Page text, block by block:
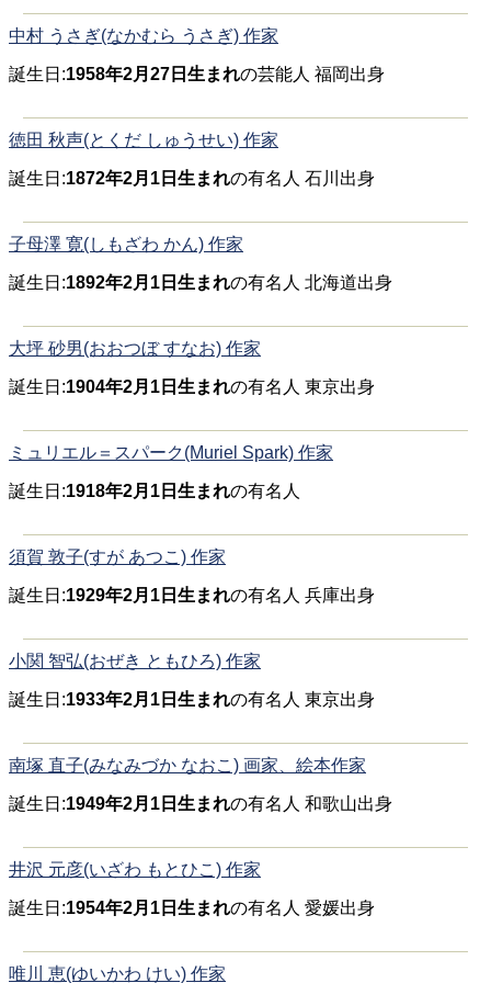
中村 うさぎ(なかむら うさぎ) 作家
誕生日:1958年2月27日生まれの芸能人 福岡出身
徳田 秋声(とくだ しゅうせい) 作家
誕生日:1872年2月1日生まれの有名人 石川出身
子母澤 寛(しもざわ かん) 作家
誕生日:1892年2月1日生まれの有名人 北海道出身
大坪 砂男(おおつぼ すなお) 作家
誕生日:1904年2月1日生まれの有名人 東京出身
ミュリエル＝スパーク(Muriel Spark) 作家
誕生日:1918年2月1日生まれの有名人
須賀 敦子(すが あつこ) 作家
誕生日:1929年2月1日生まれの有名人 兵庫出身
小関 智弘(おぜき ともひろ) 作家
誕生日:1933年2月1日生まれの有名人 東京出身
南塚 直子(みなみづか なおこ) 画家、絵本作家
誕生日:1949年2月1日生まれの有名人 和歌山出身
井沢 元彦(いざわ もとひこ) 作家
誕生日:1954年2月1日生まれの有名人 愛媛出身
唯川 恵(ゆいかわ けい) 作家